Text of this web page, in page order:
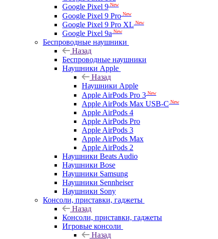
Google Pixel 9 New
Google Pixel 9 Pro New
Google Pixel 9 Pro XL New
Google Pixel 9a New
Беспроводные наушники
Назад
Беспроводные наушники
Наушники Apple
Назад
Наушники Apple
Apple AirPods Pro 3 New
Apple AirPods Max USB-C New
Apple AirPods 4
Apple AirPods Pro
Apple AirPods 3
Apple AirPods Max
Apple AirPods 2
Наушники Beats Audio
Наушники Bose
Наушники Samsung
Наушники Sennheiser
Наушники Sony
Консоли, приставки, гаджеты
Назад
Консоли, приставки, гаджеты
Игровые консоли
Назад